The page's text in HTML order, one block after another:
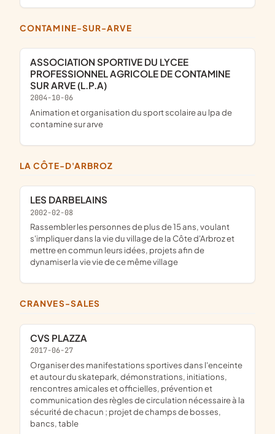
CONTAMINE-SUR-ARVE
ASSOCIATION SPORTIVE DU LYCEE
PROFESSIONNEL AGRICOLE DE CONTAMINE
SUR ARVE (L.P.A)
2004-10-06
animation et organisation du sport scolaire au lpa de
contamine sur arve
LA CÔTE-D'ARBROZ
LES DARBELAINS
2002-02-08
rassembler les personnes de plus de 15 ans, voulant
s'impliquer dans la vie du village de la Côte d'Arbroz et
mettre en commun leurs idées, projets afin de
dynamiser la vie vie de ce même village
CRANVES-SALES
CVS PLAZZA
2017-06-27
organiser des manifestations sportives dans l'enceinte
et autour du skatepark, démonstrations, initiations,
rencontres amicales et officielles, prévention et
communication des règles de circulation nécessaire à la
sécurité de chacun ; projet de champs de bosses,
bancs, table